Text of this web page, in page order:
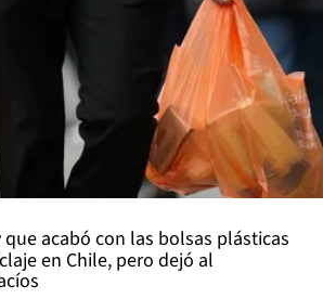
que acabó con las bolsas plásticas
en Chile, pero dejó al